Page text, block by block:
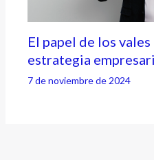
El papel de los
estrategia
7 de noviembre de 2024